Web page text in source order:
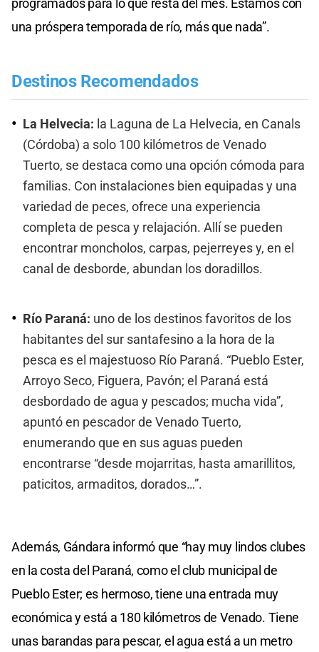
programados para lo que resta del mes. Estamos con
una próspera temporada de río, más que nada”.
Destinos Recomendados
La Helvecia: la Laguna de La Helvecia, en Canals
(Córdoba) a solo 100 kilómetros de Venado
Tuerto, se destaca como una opción cómoda para
familias. Con instalaciones bien equipadas y una
variedad de peces, ofrece una experiencia
completa de pesca y relajación. Allí se pueden
encontrar moncholos, carpas, pejerreyes y, en el
canal de desborde, abundan los doradillos.
Río Paraná: uno de los destinos favoritos de los
habitantes del sur santafesino a la hora de la
pesca es el majestuoso Río Paraná. “Pueblo Ester,
Arroyo Seco, Figuera, Pavón; el Paraná está
desbordado de agua y pescados; mucha vida”,
apuntó en pescador de Venado Tuerto,
enumerando que en sus aguas pueden
encontrarse “desde mojarritas, hasta amarillitos,
paticitos, armaditos, dorados…”.
Además, Gándara informó que “hay muy lindos clubes
en la costa del Paraná, como el club municipal de
Pueblo Ester; es hermoso, tiene una entrada muy
económica y está a 180 kilómetros de Venado. Tiene
unas barandas para pescar, el agua está a un metro